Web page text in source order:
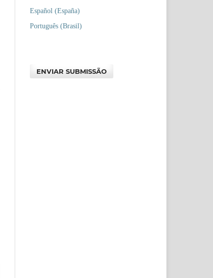
Español (España)
Português (Brasil)
ENVIAR SUBMISSÃO